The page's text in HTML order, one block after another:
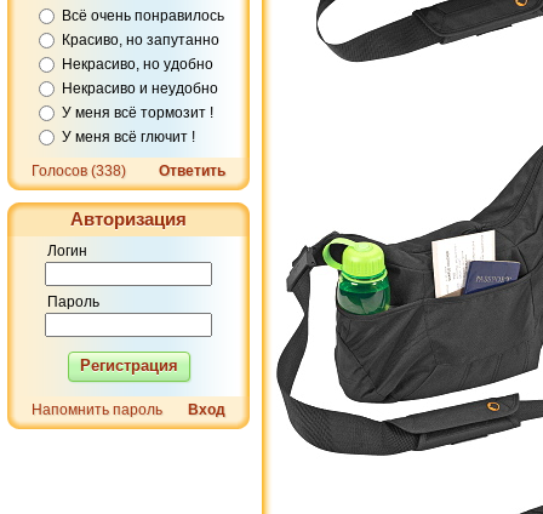
Всё очень понравилось
Красиво, но запутанно
Некрасиво, но удобно
Некрасиво и неудобно
У меня всё тормозит !
У меня всё глючит !
Голосов (338)
Ответить
Авторизация
Логин
Пароль
Регистрация
Напомнить пароль Вход